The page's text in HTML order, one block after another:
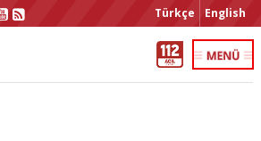
Türkçe English